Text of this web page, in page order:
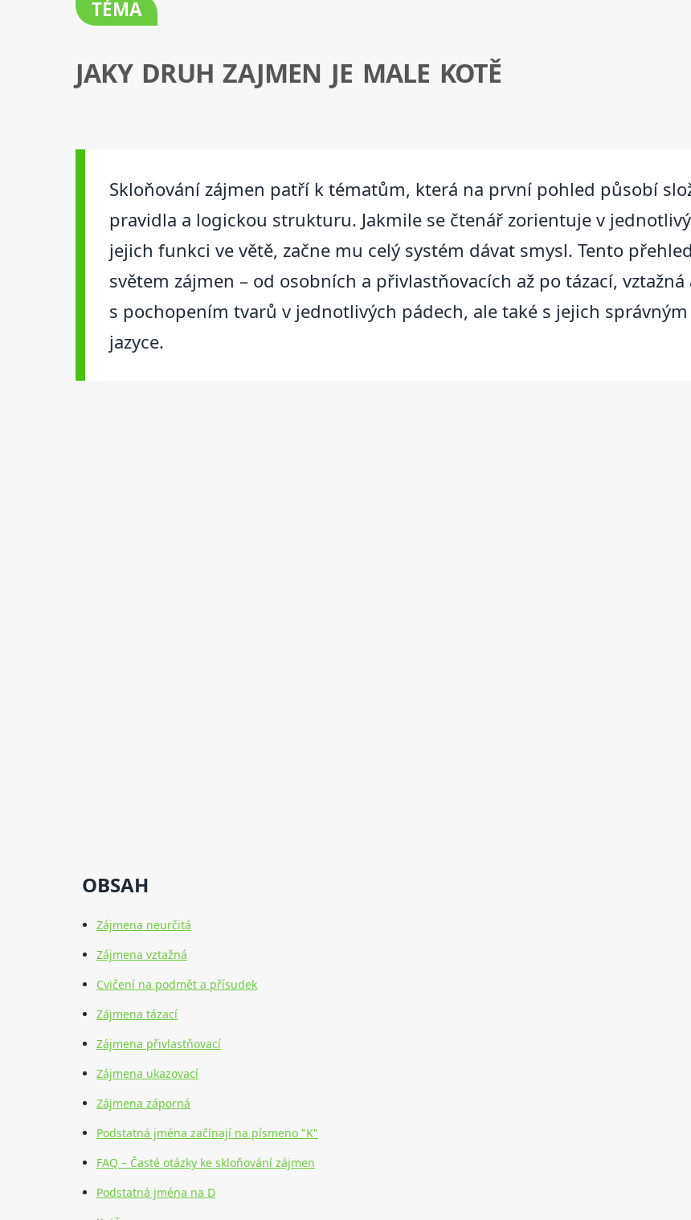
TÉMA
JAKY DRUH ZAJMEN JE MALE KOTĚ
Skloňování zájmen patří k tématům, která na první pohled působí
pravidla a logickou strukturu. Jakmile se čtenář zorientuje v
jejich funkci ve větě, začne mu celý systém dávat smysl. Tento
světem zájmen – od osobních a přivlastňovacích až po tázací,
s pochopením tvarů v jednotlivých pádech, ale také s jejich
jazyce.
OBSAH
Zájmena neurčitá
Zájmena vztažná
Cvičení na podmět a přísudek
Zájmena tázací
Zájmena přivlastňovací
Zájmena ukazovací
Zájmena záporná
Podstatná jména začínají na písmeno "K"
FAQ – Časté otázky ke skloňování zájmen
Podstatná jména na D